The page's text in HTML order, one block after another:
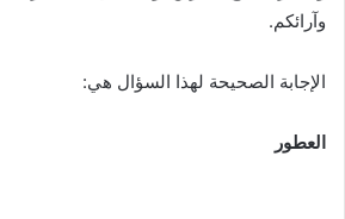
وآرائكم.
الإجابة الصحيحة لهذا السؤال هي:
العطور